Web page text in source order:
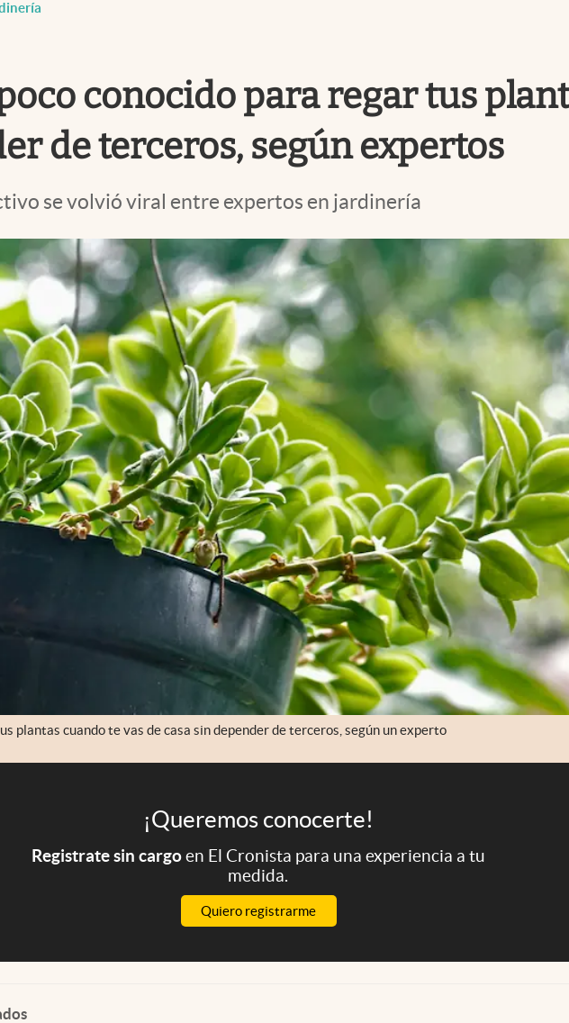
conocido para regar tus
de terceros, según expertos
se volvió viral entre expertos en jardinería
plantas cuando te vas de casa sin depender de terceros, según un experto
¡Queremos conocerte!
Registrate sin cargoen El Cronista para una experiencia a tu
medida.
Quiero registrarme